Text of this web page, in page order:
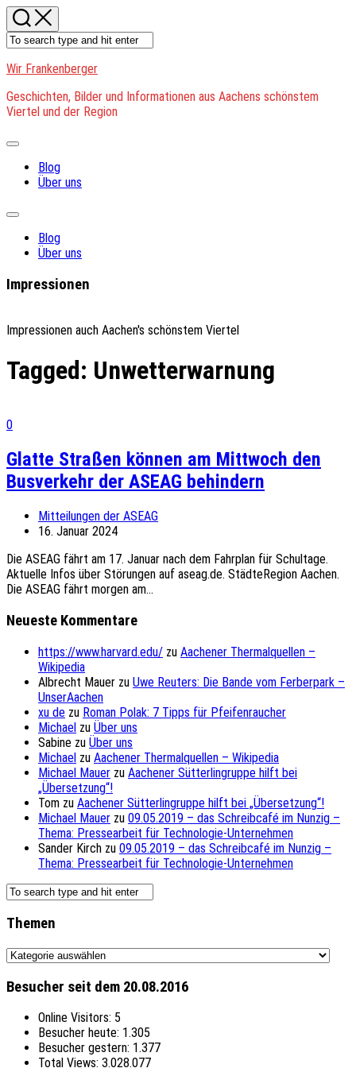
Skip
to
content
Wir Frankenberger
Geschichten, Bilder und Informationen aus Aachens schönstem
Viertel und der Region
Expand
Blog
Über uns
Expand
Blog
Über uns
Impressionen
Impressionen auch Aachen's schönstem Viertel
Tagged: Unwetterwarnung
0
Glatte Straßen können am Mittwoch den
Busverkehr der ASEAG behindern
Mitteilungen der ASEAG
16. Januar 2024
Die ASEAG fährt am 17. Januar nach dem Fahrplan für Schultage.
Aktuelle Infos über Störungen auf aseag.de. StädteRegion Aachen.
Die ASEAG fährt morgen am...
Neueste Kommentare
https://www.harvard.edu/ zu Aachener Thermalquellen –
Wikipedia
Albrecht Mauer zu Uwe Reuters: Die Bande vom Ferberpark –
UnserAachen
xu de zu Roman Polak: 7 Tipps für Pfeifenraucher
Michael zu Über uns
Sabine zu Über uns
Michael zu Aachener Thermalquellen – Wikipedia
Michael Mauer zu Aachener Sütterlingruppe hilft bei
„Übersetzung“!
Tom zu Aachener Sütterlingruppe hilft bei „Übersetzung“!
Michael Mauer zu 09.05.2019 – das Schreibcafé im Nunzig –
Thema: Pressearbeit für Technologie-Unternehmen
Sander Kirch zu 09.05.2019 – das Schreibcafé im Nunzig –
Thema: Pressearbeit für Technologie-Unternehmen
Themen
Themen
Besucher seit dem 20.08.2016
Online Visitors: 5
Besucher heute: 1.305
Besucher gestern: 1.377
Total Views: 3.028.077